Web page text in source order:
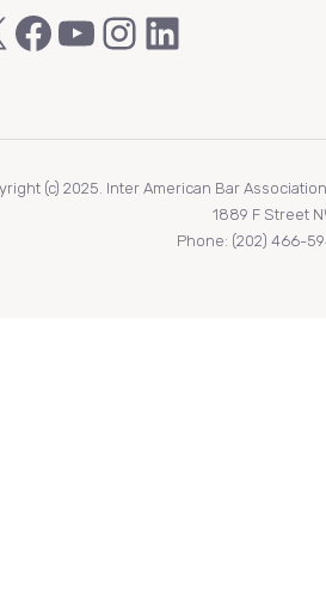
Facebook
YouTube
Instagram
LinkedIn
(c) 2025. Inter American Bar
1889 F Street
Phone: (202) 466-